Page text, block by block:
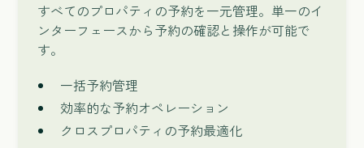
すべてのプロパティの予約を一元管理。単一のイ
ンターフェースから予約の確認と操作が可能で
す。
一括予約管理
効率的な予約オペレーション
クロスプロパティの予約最適化